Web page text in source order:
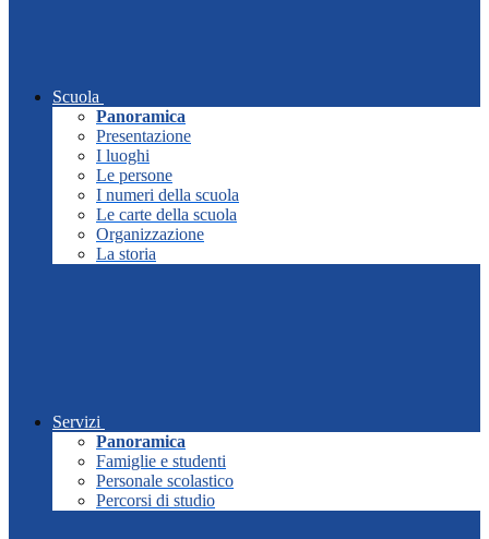
Scuola
Panoramica
Presentazione
I luoghi
Le persone
I numeri della scuola
Le carte della scuola
Organizzazione
La storia
Servizi
Panoramica
Famiglie e studenti
Personale scolastico
Percorsi di studio